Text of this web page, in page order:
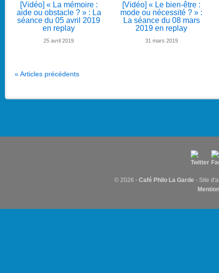
[Vidéo] « La mémoire :
aide ou obstacle ? » : La
séance du 05 avril 2019
en replay
25 avril 2019
[Vidéo] « Le bien-être :
mode ou nécessité ? » :
La séance du 08 mars
2019 en replay
31 mars 2019
« Articles précédents
© 2026 - Café Philo La Garde - Site